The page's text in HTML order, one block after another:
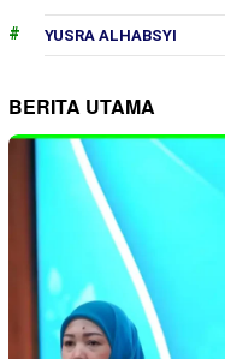
YUSRA ALHABSYI
BERITA UTAMA